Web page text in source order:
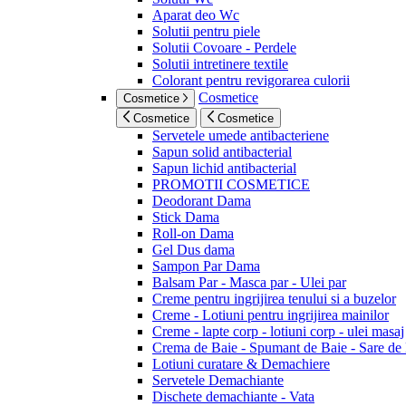
Aparat deo Wc
Solutii pentru piele
Solutii Covoare - Perdele
Solutii intretinere textile
Colorant pentru revigorarea culorii
Cosmetice Cosmetice
Cosmetice Cosmetice
Servetele umede antibacteriene
Sapun solid antibacterial
Sapun lichid antibacterial
PROMOTII COSMETICE
Deodorant Dama
Stick Dama
Roll-on Dama
Gel Dus dama
Sampon Par Dama
Balsam Par - Masca par - Ulei par
Creme pentru ingrijirea tenului si a buzelor
Creme - Lotiuni pentru ingrijirea mainilor
Creme - lapte corp - lotiuni corp - ulei masaj
Crema de Baie - Spumant de Baie - Sare de
Lotiuni curatare & Demachiere
Servetele Demachiante
Dischete demachiante - Vata